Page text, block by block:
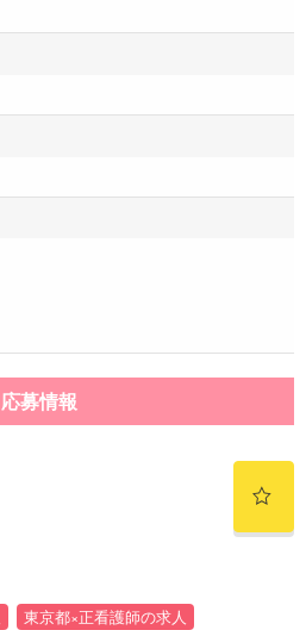
応募情報
東京都×正看護師の求人